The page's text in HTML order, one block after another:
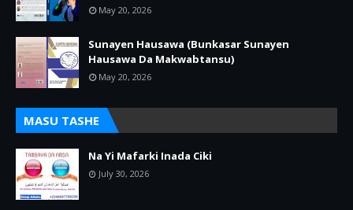
May 20, 2026
Sunayen Hausawa (Bunkasar Sunayen
Hausawa Da Makwabtansu)
May 20, 2026
MASU TASHE
Na Yi Mafarki Inada Ciki
July 30, 2026